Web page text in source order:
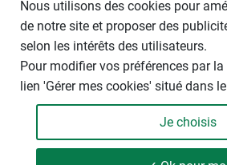
-
Nous utilisons des cookies pour
de notre site et proposer des
selon les intérêts des utilisateurs.
Pour modifier vos préférences par
lien 'Gérer mes cookies' situé dans
Je choisis